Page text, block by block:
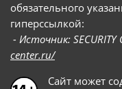
обязательного
гиперссылкой:
- Источник: SECURITY
center.ru/
Сайт может